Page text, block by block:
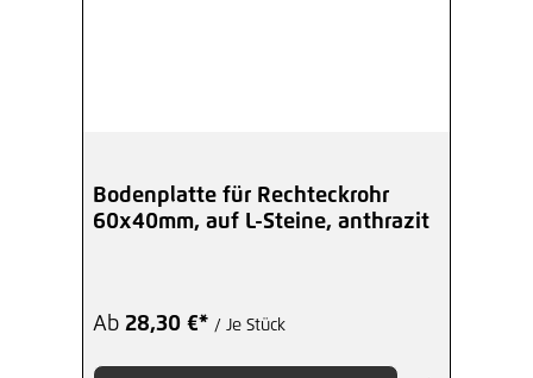
Bodenplatte für Rechteckrohr
60x40mm, auf L-Steine, anthrazit
Ab 28,30 €* / Je Stück